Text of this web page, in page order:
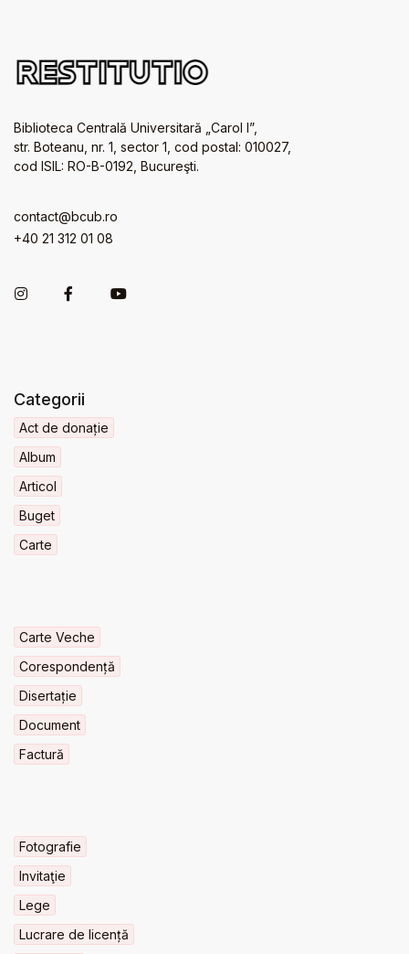
Biblioteca Centrală Universitară „Carol I”,
str. Boteanu, nr. 1, sector 1, cod postal: 010027,
cod ISIL: RO-B-0192, Bucureşti.
contact@bcub.ro
+40 21 312 01 08
Categorii
Act de donație
Album
Articol
Buget
Carte
Carte Veche
Corespondență
Disertație
Document
Factură
Fotografie
Invitaţie
Lege
Lucrare de licență